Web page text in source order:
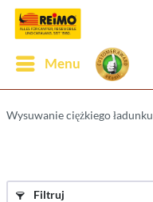
Menu
Wysuwanie ciężkiego ładunku
Filtruj